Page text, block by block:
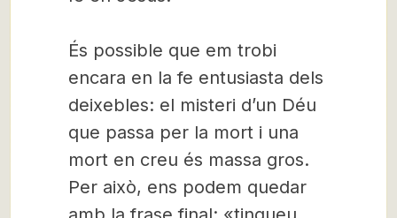
És possible que em trobi
encara en la fe entusiasta dels
deixebles: el misteri d’un Déu
que passa per la mort i una
mort en creu és massa gros.
Per això, ens podem quedar